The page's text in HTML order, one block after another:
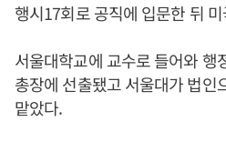
행시17회로 공직에 입문한 뒤
서울대학교에 교수로 들어와 행
총장에 선출됐고 서울대가 법인
맡았다.